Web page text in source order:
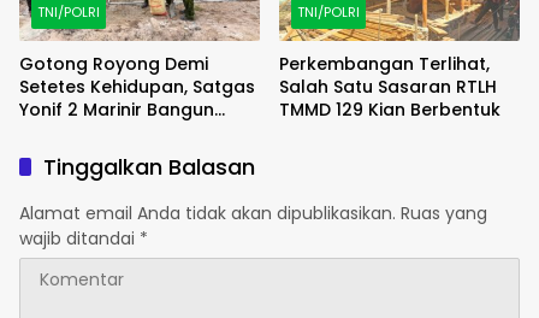
TNI/POLRI
Gotong Royong Demi
Setetes Kehidupan, Satgas
Yonif 2 Marinir Bangun
Masyarakat Pasir Putih
TNI/POLRI
Perkembangan Terlihat,
Salah Satu Sasaran RTLH
TMMD 129 Kian Berbentuk
Tinggalkan Balasan
Alamat email Anda tidak akan dipublikasikan. Ruas yang
wajib ditandai *